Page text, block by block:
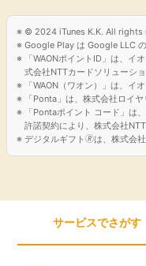
© 2024 iTunes K.K. All rights
Google Play は Google LLC の
「WAONポイントID」は、イ
式会社NTTカードソリューシ
「WAON（ワオン）」は、イ
「Ponta」は、株式会社ロイ
「Pontaポイント コード」は
許諾契約により、株式会社
デジタルギフト🄬は、株式会社
サービスでさがす